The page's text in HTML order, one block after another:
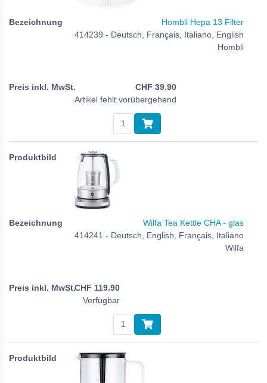
Hombli Hepa 13 Filter
414239 - Deutsch, Français, Italiano, English
Hombli
CHF 39.90
Artikel fehlt vorübergehend
Wilfa Tea Kettle CHA - glas
414241 - Deutsch, English, Français, Italiano
Wilfa
CHF 119.90
Verfügbar